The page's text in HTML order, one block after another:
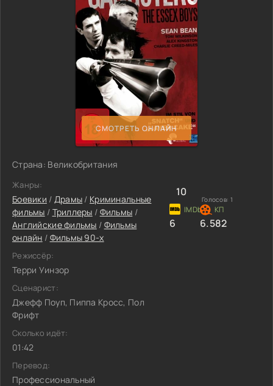
СМОТРЕТЬ ОНЛАЙН
Страна: Великобритания
Жанры:
Боевики / Драмы / Криминальные
фильмы / Триллеры / Фильмы /
Английские фильмы / Фильмы
онлайн / Фильмы 90-х
Режиссёр:
Терри Уинзор
Сценарист:
Джефф Поуп, Пиппа Кросс, Пол
Фрифт
Сколько идёт:
01:42
Перевод:
Профессиональный
10
Голосов: 1
6 6.582